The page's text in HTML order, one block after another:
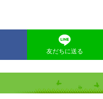
友だちに送る